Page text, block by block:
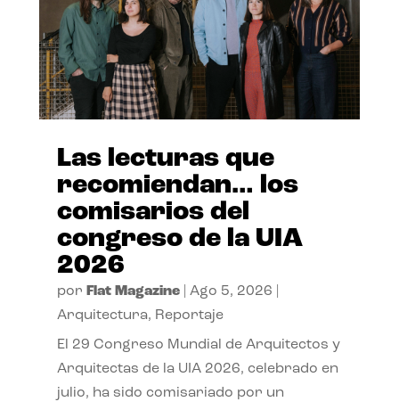
Las lecturas que
recomiendan… los
comisarios del
congreso de la UIA
2026
por Flat Magazine| Ago 5, 2026
Arquitectura, Reportaje
El 29 Congreso Mundial de Arquitectos y
Arquitectas de la UIA 2026, celebrado en
julio, ha sido comisariado por un